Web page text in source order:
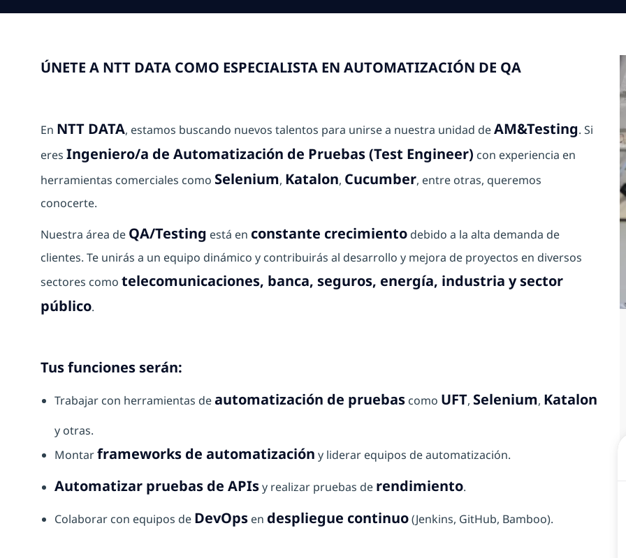
ÚNETE A NTT DATA COMO ESPECIALISTA EN AUTOMATIZACIÓN DE QA
En NTT DATA, estamos buscando nuevos talentos para unirse a nuestra unidad deAM&Testing. Si
eres Ingeniero/a de Automatización de Pruebas (Test Engineer) con experiencia en
herramientas comerciales como Selenium, Katalon, Cucumber, entre otras, queremos
conocerte.
Nuestra área de QA/Testing está en constante crecimiento debido a la alta demanda de
clientes. Te unirás a un equipo dinámico y contribuirás al desarrollo y mejora de proyectos en diversos
sectores como telecomunicaciones, banca, seguros, energía, industria y sector
público.
Tus funciones serán:
Trabajar con herramientas deautomatización de pruebas como UFT, Selenium, Katalon
y otras.
Montarframeworks de automatización y liderar equipos de automatización.
Automatizar pruebas de APIsy realizar pruebas de rendimiento.
Colaborar con equipos de DevOps en despliegue continuo(Jenkins, GitHub, Bamboo).